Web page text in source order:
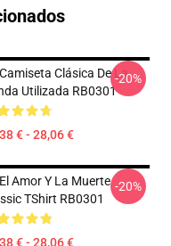
Clásica De La
Utilizada RB0301
€ - 28,06 €
-20%
Amor Y La Muerte
TShirt RB0301
€ - 28,06 €
-20%